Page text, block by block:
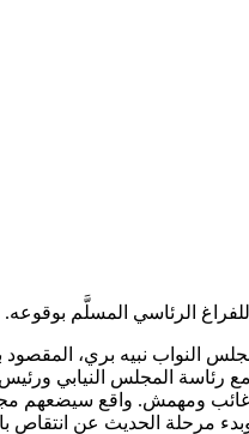
الرئاسي المسلَّم بوقوعه.
النواب نبيه بري، المقصود
رئاسة المجلس النيابي
غائب ومهمش. واقع
مرحلة الحديث عن انتقاص